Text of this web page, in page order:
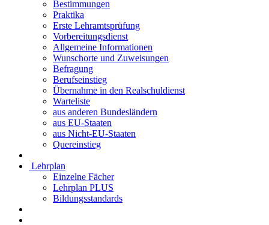
Bestimmungen
Praktika
Erste Lehramtsprüfung
Vorbereitungsdienst
Allgemeine Informationen
Wunschorte und Zuweisungen
Befragung
Berufseinstieg
Übernahme in den Realschuldienst
Warteliste
aus anderen Bundesländern
aus EU-Staaten
aus Nicht-EU-Staaten
Quereinstieg
Lehrplan
Einzelne Fächer
Lehrplan PLUS
Bildungsstandards